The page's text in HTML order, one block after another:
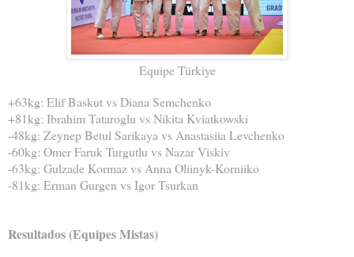
Equipe Türkiye
+63kg: Elif Baskut vs Diana Semchenko
+81kg: Ibrahim Tataroglu vs Nikita Kviatkowski
-48kg: Zeynep Betul Sarikaya vs Anastasiia Levchenko
-60kg: Omer Faruk Turgutlu vs Nazar Viskiv
-63kg: Gulzade Kormaz vs Anna Oliinyk-Korniiko
-81kg: Erman Gurgen vs Igor Tsurkan
Resultados (Equipes Mistas)